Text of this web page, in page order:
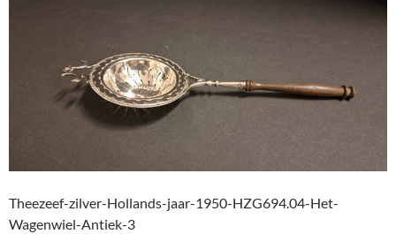
Theezeef-zilver-Hollands-jaar-1950-HZG694.04-Het-
Wagenwiel-Antiek-3